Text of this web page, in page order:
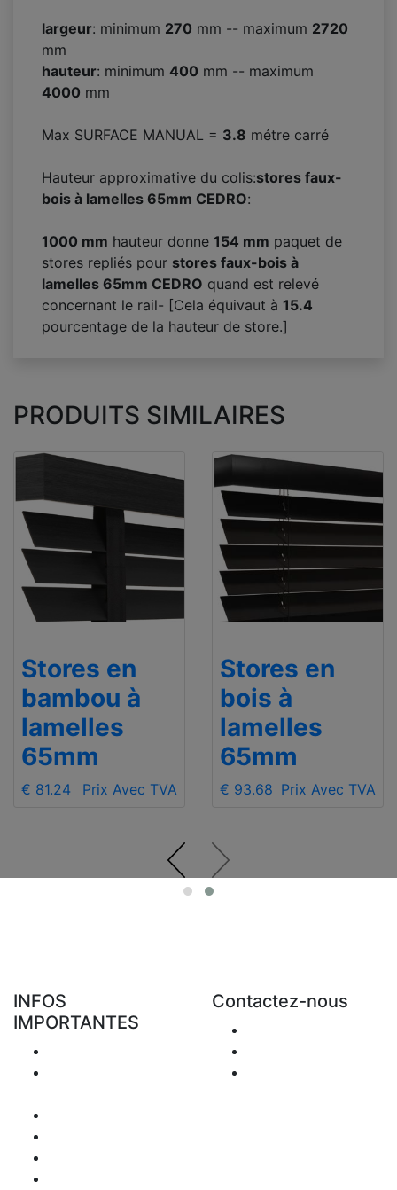
largeur: minimum 270 mm -- maximum 2720
mm
hauteur: minimum 400 mm -- maximum
4000 mm
Max SURFACE MANUAL = 3.8 métre carré
Hauteur approximative du colis:stores faux-
bois à lamelles 65mm CEDRO:
1000 mm hauteur donne 154 mm paquet de
stores repliés pour stores faux-bois à
lamelles 65mm CEDRO quand est relevé
concernant le rail- [Cela équivaut à 15.4
pourcentage de la hauteur de store.]
PRODUITS SIMILAIRES
Stores en
bambou à
lamelles
65mm
€ 81.24 Prix Avec TVA
Stores en
bois à
lamelles
65mm
€ 93.68 Prix Avec TVA
INFOS
IMPORTANTES
Contactez-nous